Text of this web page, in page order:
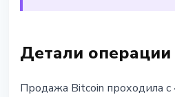
Детали операции
Продажа Bitcoin проходила